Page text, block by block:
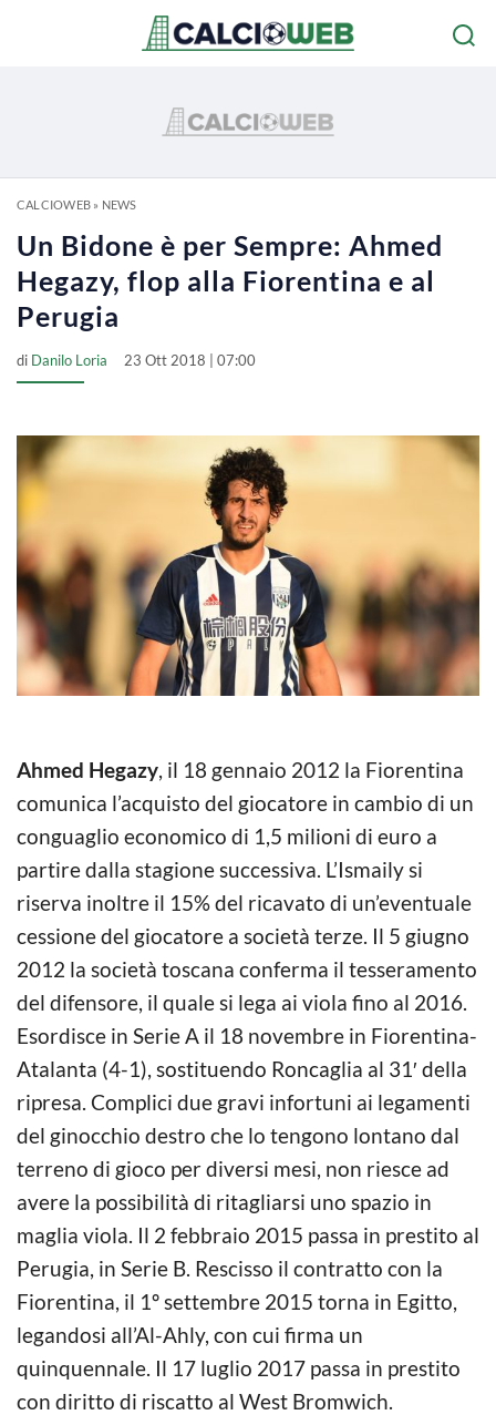
CALCIOWEB» NEWS
Un Bidone è per Sempre: Ahmed
Hegazy, flop alla Fiorentina e al
Perugia
di Danilo Loria 23 Ott 2018 | 07:00
Ahmed Hegazy, il 18 gennaio 2012 la Fiorentina
comunica l’acquisto del giocatore in cambio di un
conguaglio economico di 1,5 milioni di euro a
partire dalla stagione successiva. L’Ismaily si
riserva inoltre il 15% del ricavato di un’eventuale
cessione del giocatore a società terze. Il 5 giugno
2012 la società toscana conferma il tesseramento
del difensore, il quale si lega ai viola fino al 2016.
Esordisce in Serie A il 18 novembre in Fiorentina-
Atalanta (4-1), sostituendo Roncaglia al 31′ della
ripresa. Complici due gravi infortuni ai legamenti
del ginocchio destro che lo tengono lontano dal
terreno di gioco per diversi mesi, non riesce ad
avere la possibilità di ritagliarsi uno spazio in
maglia viola. Il 2 febbraio 2015 passa in prestito al
Perugia, in Serie B. Rescisso il contratto con la
Fiorentina, il 1º settembre 2015 torna in Egitto,
legandosi all’Al-Ahly, con cui firma un
quinquennale. Il 17 luglio 2017 passa in prestito
con diritto di riscatto al West Bromwich.